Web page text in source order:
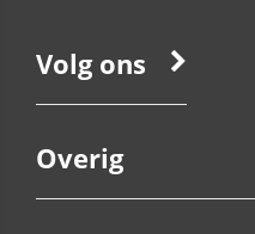
Volg ons
Overig